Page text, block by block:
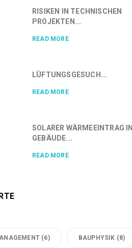
RISIKEN IN TECHNISCHEN
PROJEKTEN...
READ MORE
LÜFTUNGSGESUCH...
READ MORE
SOLARER WÄRMEEINTRAG IN
GEBÄUDE...
READ MORE
(6) BAUPHYSIK (8)